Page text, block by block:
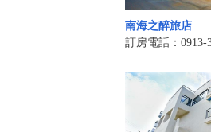
南海之醉旅店
訂房電話：0913-